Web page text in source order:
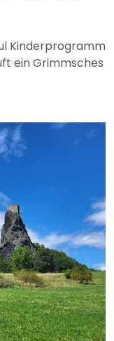
Kinderprogramm
ein Grimmsches